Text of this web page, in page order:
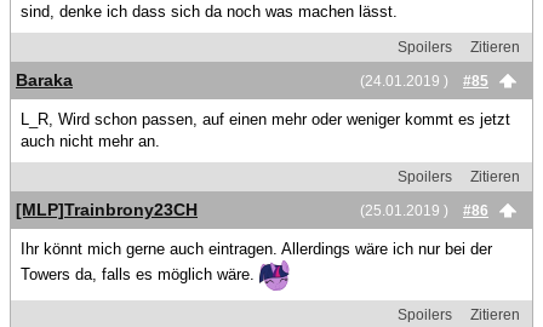
sind, denke ich dass sich da noch was machen lässt.
Spoilers
Zitieren
(24.01.2019 )
#85
Baraka
L_R, Wird schon passen, auf einen mehr oder weniger kommt es jetzt
auch nicht mehr an.
Spoilers
Zitieren
(25.01.2019 )
#86
[MLP]Trainbrony23CH
Ihr könnt mich gerne auch eintragen. Allerdings wäre ich nur bei der
Towers da, falls es möglich wäre.
Spoilers
Zitieren